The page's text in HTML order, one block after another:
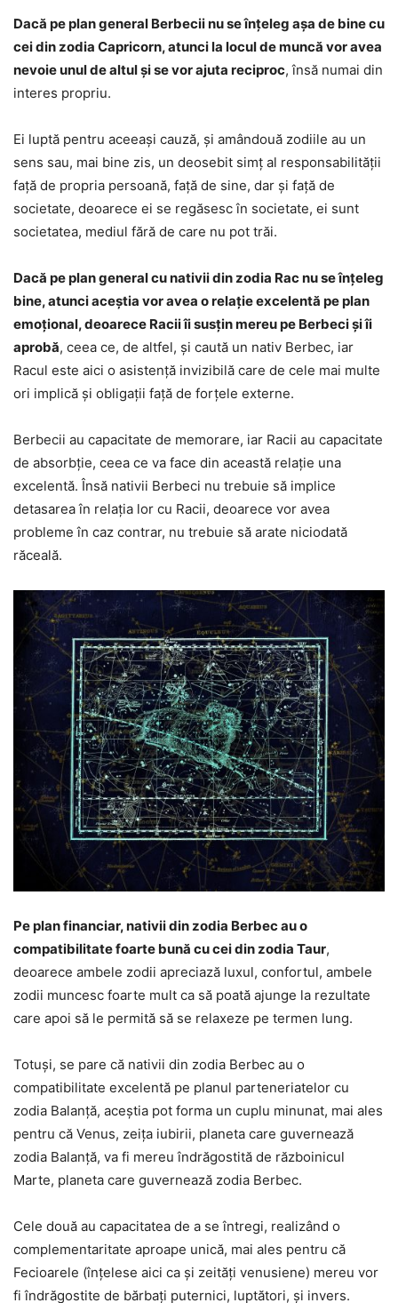
Dacă pe plan general Berbecii nu se înțeleg așa de bine cu
cei din zodia Capricorn, atunci la locul de muncă vor avea
nevoie unul de altul și se vor ajuta reciproc, însă numai din
interes propriu.
Ei luptă pentru aceeași cauză, și amândouă zodiile au un
sens sau, mai bine zis, un deosebit simț al responsabilității
față de propria persoană, față de sine, dar și față de
societate, deoarece ei se regăsesc în societate, ei sunt
societatea, mediul fără de care nu pot trăi.
Dacă pe plan general cu nativii din zodia Rac nu se înțeleg
bine, atunci aceștia vor avea o relație excelentă pe plan
emoțional, deoarece Racii îi susțin mereu pe Berbeci și îi
aprobă, ceea ce, de altfel, și caută un nativ Berbec, iar
Racul este aici o asistență invizibilă care de cele mai multe
ori implică și obligații față de forțele externe.
Berbecii au capacitate de memorare, iar Racii au capacitate
de absorbție, ceea ce va face din această relație una
excelentă. Însă nativii Berbeci nu trebuie să implice
detasarea în relația lor cu Racii, deoarece vor avea
probleme în caz contrar, nu trebuie să arate niciodată
răceală.
Pe plan financiar, nativii din zodia Berbec au o
compatibilitate foarte bună cu cei din zodia Taur,
deoarece ambele zodii apreciază luxul, confortul, ambele
zodii muncesc foarte mult ca să poată ajunge la rezultate
care apoi să le permită să se relaxeze pe termen lung.
Totuși, se pare că nativii din zodia Berbec au o
compatibilitate excelentă pe planul parteneriatelor cu
zodia Balanță, aceștia pot forma un cuplu minunat, mai ales
pentru că Venus, zeița iubirii, planeta care guvernează
zodia Balanță, va fi mereu îndrăgostită de războinicul
Marte, planeta care guvernează zodia Berbec.
Cele două au capacitatea de a se întregi, realizând o
complementaritate aproape unică, mai ales pentru că
Fecioarele (înțelese aici ca și zeități venusiene) mereu vor
fi îndrăgostite de bărbați puternici, luptători, și invers.